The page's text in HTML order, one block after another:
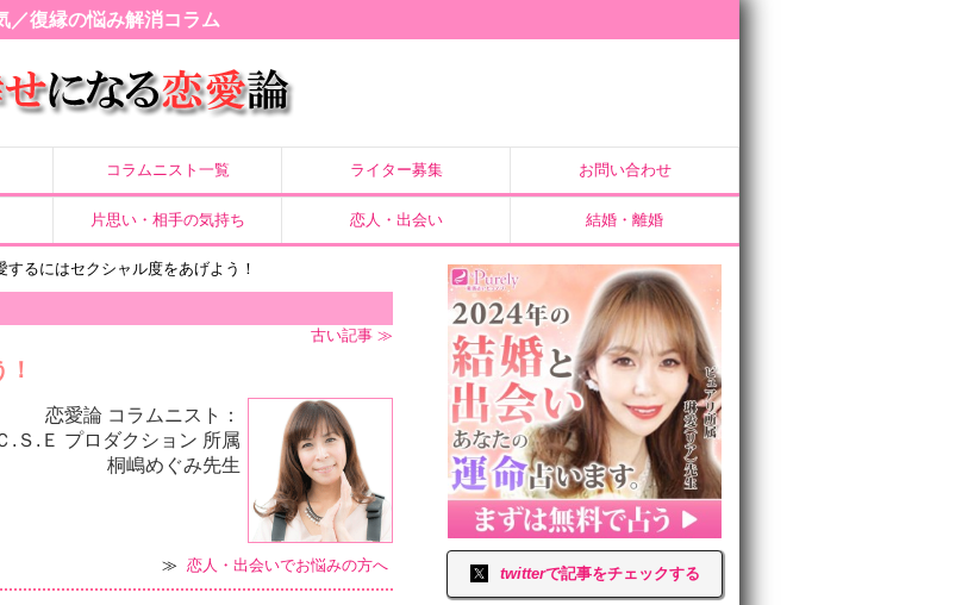
／復縁の悩み解消コラム
コラムニスト一覧 ライター募集 お問い合わせ
片思い・相手の気持ち 恋人・出会い 結婚・離婚
するにはセクシャル度をあげよう！
古い記事 ≫
恋愛論 コラムニスト：
.Ｓ.Ｅ プロダクション 所属
桐嶋めぐみ先生
≫恋人・出会いでお悩みの方へ twitterで記事をチェックする